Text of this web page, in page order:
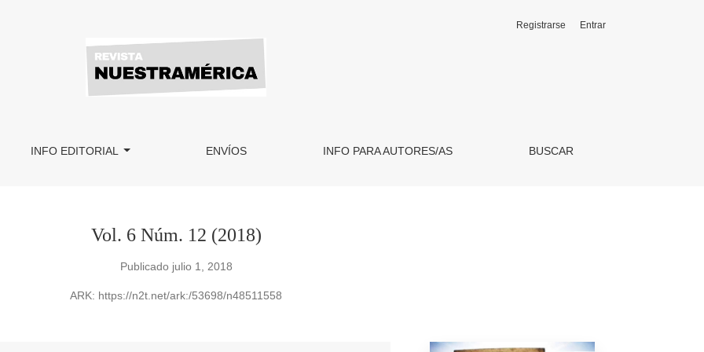
INFO EDITORIAL ENVÍOS INFO PARA AUTORES/AS BUSCAR
Registrarse Entrar
Vol. 6 Núm. 12 (2018)
Publicado julio 1, 2018
ARK: https://n2t.net/ark:/53698/n48511558